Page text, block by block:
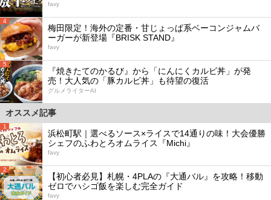
favy
4
梅田限定！海外の定番・甘じょっぱ系ベーコンジャムバ
ーガーが新登場『BRISK STAND』
favy
5
『焼きたてのかるび』から「にんにくカルビ丼」が発
売！大人気の「豚カルビ丼」も待望の復活
グルメライターAI
オススメ記事
1
浜松町駅｜選べるソース×ライスで14通りの味！大会優勝
シェフのふわとろオムライス『Michi』
favy
2
【初心者必見】札幌・4PLAの『大通バル』を攻略！移動
ゼロでハシゴ飯を楽しむ完全ガイド
favy